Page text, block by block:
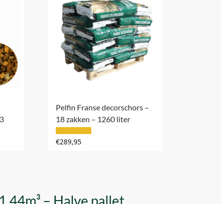
Pelfin Franse decorschors –
18 zakken – 1260 liter
€289,95
– Halve pallet